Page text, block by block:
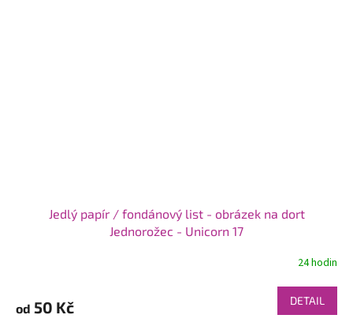
Jedlý papír / fondánový list - obrázek na dort
Jednorožec - Unicorn 17
24 hodin
od 50 Kč DETAIL